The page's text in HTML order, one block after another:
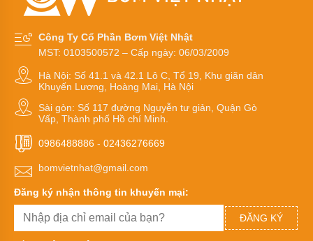
Bơm
HUSKY
màng
Wilden
Bơm
HY
màng
Bơm
màng
Argal
Công Ty Cổ Phần Bơm Việt Nhật
MST: 0103500572 – Cấp ngày: 06/03/2009
Hà Nội: Số 41.1 và 42.1 Lô C, Tổ 19, Khu giãn dân
Khuyến Lương, Hoàng Mai, Hà Nội
Sài gòn: Số 117 đường Nguyễn tư giản, Quận Gò
Vấp, Thành phố Hồ chí Minh.
0986488886 - 02436276669
bomvietnhat@gmail.com
Đăng ký nhận thông tin khuyến mại:
ĐĂNG KÝ